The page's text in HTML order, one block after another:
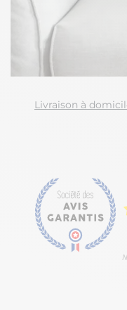
Livraison à